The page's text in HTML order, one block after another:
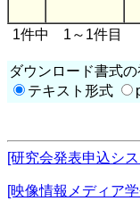
1件中 1～1件目
ダウンロード書式
テキスト形式
[研究会発表申込シ
[映像情報メディア